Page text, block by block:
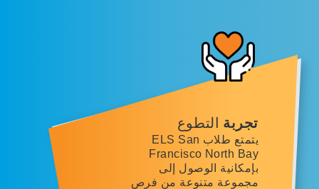
تجربة التطوع
يتمتع طلاب ELS San
Francisco North Bay
بإمكانية الوصول إلى
مجموعة متنوعة من فرص